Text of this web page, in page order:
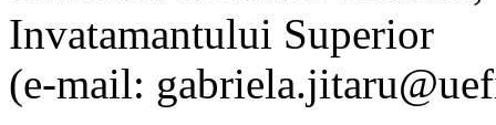
Invatamantului Superior
(e-mail: